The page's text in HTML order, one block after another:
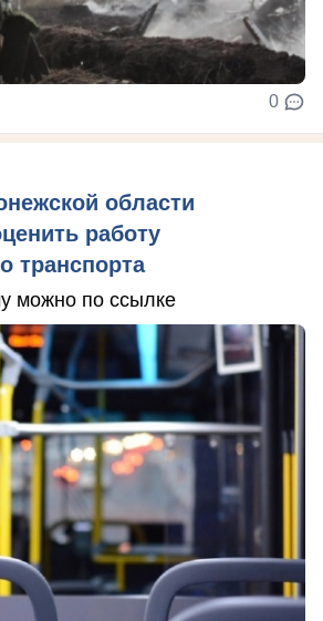
0
области
работу
транспорта
можно по ссылке